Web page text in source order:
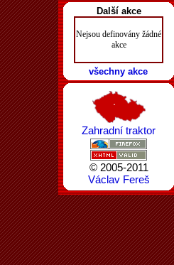
Další akce
Nejsou definovány žádné
akce
všechny akce
Zahradní traktor
© 2005-2011
Václav Fereš